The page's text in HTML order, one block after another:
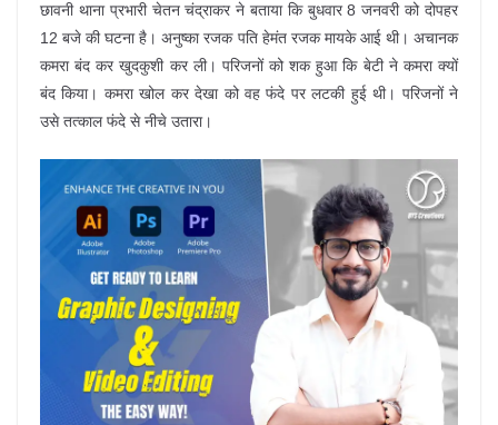
छावनी थाना प्रभारी चेतन चंद्राकर ने बताया कि बुधवार 8 जनवरी को दोपहर
12 बजे की घटना है। अनुष्का रजक पति हेमंत रजक मायके आई थी। अचानक
कमरा बंद कर खुदकुशी कर ली। परिजनों को शक हुआ कि बेटी ने कमरा क्यों
बंद किया। कमरा खोल कर देखा को वह फंदे पर लटकी हुई थी। परिजनों ने
उसे तत्काल फंदे से नीचे उतारा।